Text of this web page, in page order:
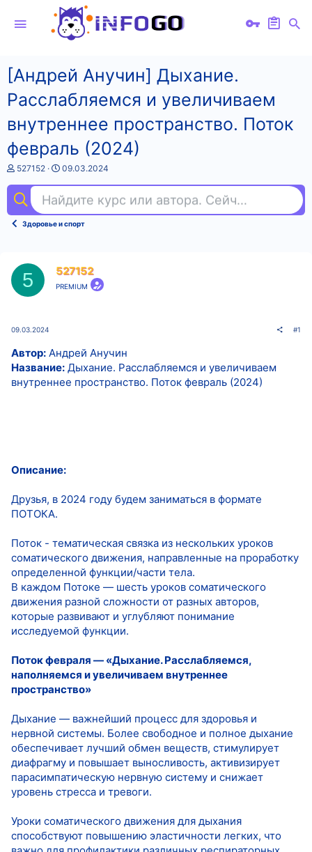
[Андрей Анучин] Дыхание.
Расслабляемся и увеличиваем
внутреннее пространство. Поток
февраль (2024)
А
т
о
т
527152
Д
а
н
а
а
09.03.2024
Найдите курс или автора. Сейчас ищут
Здоровье и спорт
5 527152
PREMIUM
09.03.2024 #1
Автор: Андрей Анучин
Название: Дыхание. Расслабляемся и увеличиваем
внутреннее пространство. Поток февраль (2024)
Описание:
Друзья, в 2024 году будем заниматься в формате
ПОТОКА.
Поток - тематическая связка из нескольких уроков
соматического движения, направленные на проработку
определенной функции/части тела.
В каждом Потоке — шесть уроков соматического
движения разной сложности от разных авторов,
которые развивают и углубляют понимание
исследуемой функции.
Поток февраля — «Дыхание. Расслабляемся,
наполняемся и увеличиваем внутреннее
пространство»
Дыхание — важнейший процесс для здоровья и
нервной системы. Более свободное и полное дыхание
обеспечивает лучший обмен веществ, стимулирует
диафрагму и повышает выносливость, активизирует
парасимпатическую нервную систему и снижает
уровень стресса и тревоги.
Уроки соматического движения для дыхания
способствуют повышению эластичности легких, что